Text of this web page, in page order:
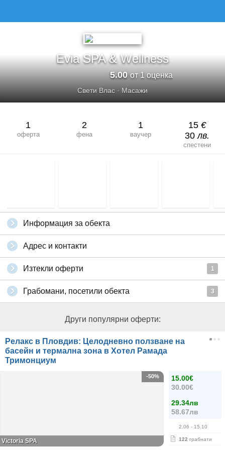
Evia SPA & Wellness
5.00от 1 оценка
Свети Влас · Масажи
1
оферта
2
фена
1
ваучер
15 €
30лв.
спестени
Информация за обекта
Адрес и контакти
Изтекли оферти 1
Грабомани, посетили обекта 3
Други популярни оферти:
Релакс в Пловдив: Целодневно ползване на
басейн и термална зона в Хотел Рамада
Тримонциум
15.00€
30.00€
29.34лв
58.67лв
2.06 - 15.10
122 грабнати
-50%
Victoria SPA